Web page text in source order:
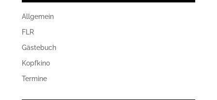
Allgemein
FLR
Gästebuch
Kopfkino
Termine